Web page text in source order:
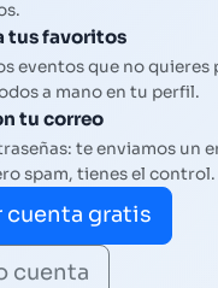
tus favoritos
eventos que no quieres
a mano en tu perfil.
tu correo
te enviamos un
spam, tienes el control.
cuenta gratis
cuenta